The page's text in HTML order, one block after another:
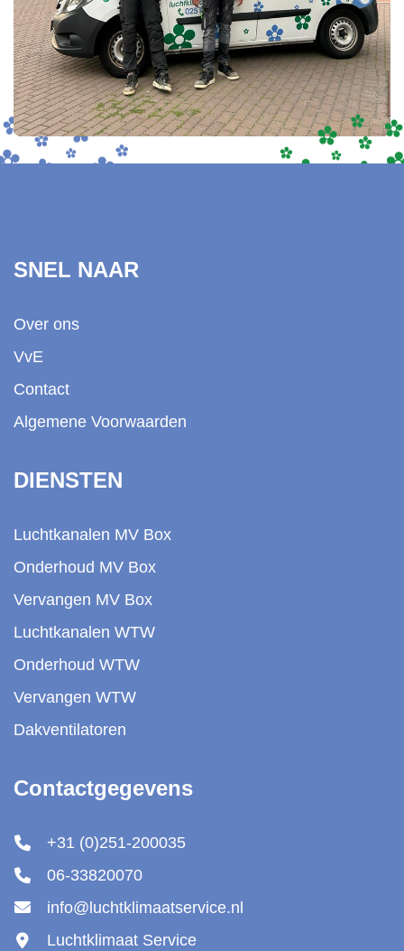
SNEL NAAR
Over ons
VvE
Contact
Algemene Voorwaarden
DIENSTEN
Luchtkanalen MV Box
Onderhoud MV Box
Vervangen MV Box
Luchtkanalen WTW
Onderhoud WTW
Vervangen WTW
Dakventilatoren
Contactgegevens
+31 (0)251-200035
06-33820070
info@luchtklimaatservice.nl
Luchtklimaat Service